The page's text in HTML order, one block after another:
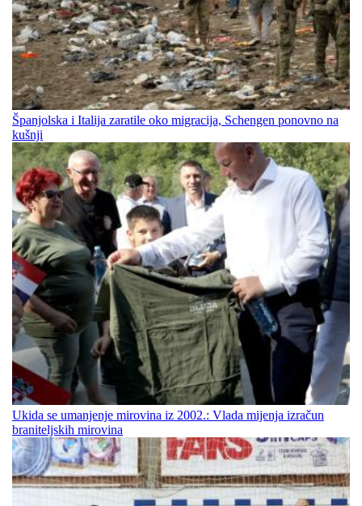
Španjolska i Italija zaratile oko migracija, Schengen ponovno na
kušnji
Ukida se umanjenje mirovina iz 2002.: Vlada mijenja izračun
braniteljskih mirovina